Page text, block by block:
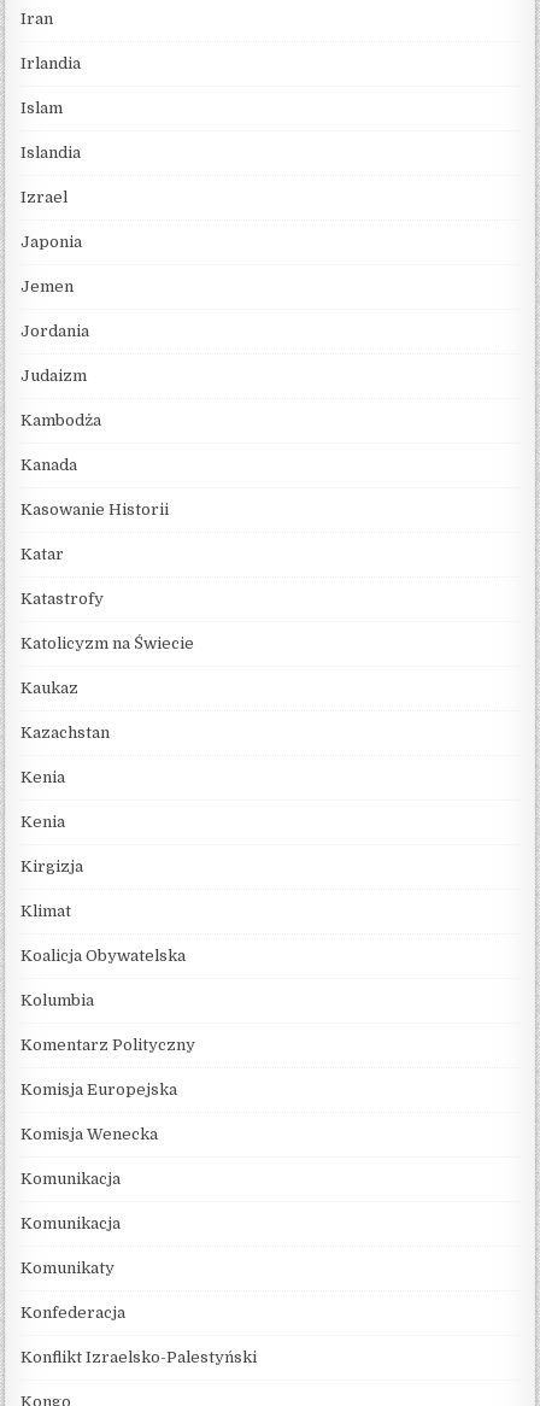
Iran
Irlandia
Islam
Islandia
Izrael
Japonia
Jemen
Jordania
Judaizm
Kambodża
Kanada
Kasowanie Historii
Katar
Katastrofy
Katolicyzm na Świecie
Kaukaz
Kazachstan
Kenia
Kenia
Kirgizja
Klimat
Koalicja Obywatelska
Kolumbia
Komentarz Polityczny
Komisja Europejska
Komisja Wenecka
Komunikacja
Komunikacja
Komunikaty
Konfederacja
Konflikt Izraelsko-Palestyński
Kongo